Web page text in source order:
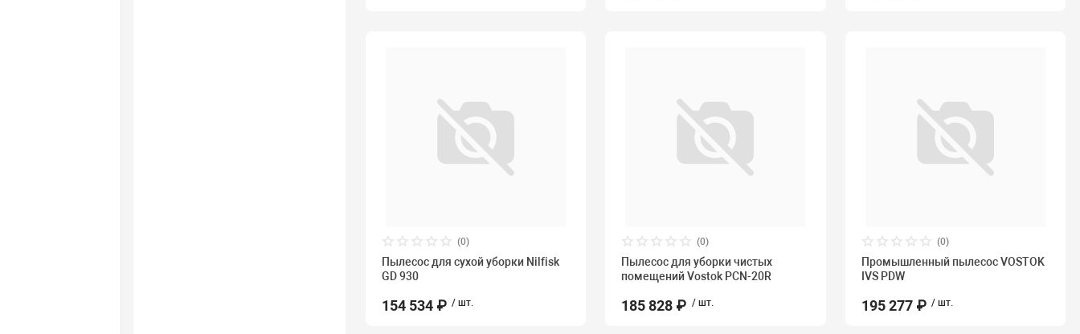
(0)
Пылесос для сухой уборки Nilfisk
GD 930
154 534 ₽ / шт.
(0)
Пылесос для уборки чистых
помещений Vostok PCN-20R
185 828 ₽ / шт.
(0)
Промышленный пылесос VOSTOK
IVS PDW
195 277 ₽ / шт.